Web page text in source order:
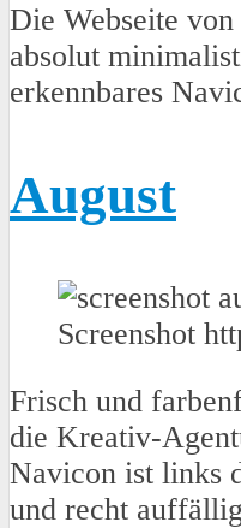
Die Webseite
absolut
erkennbares
August
Screenshot
Frisch und
die Kreativ-
Navicon ist links
und recht